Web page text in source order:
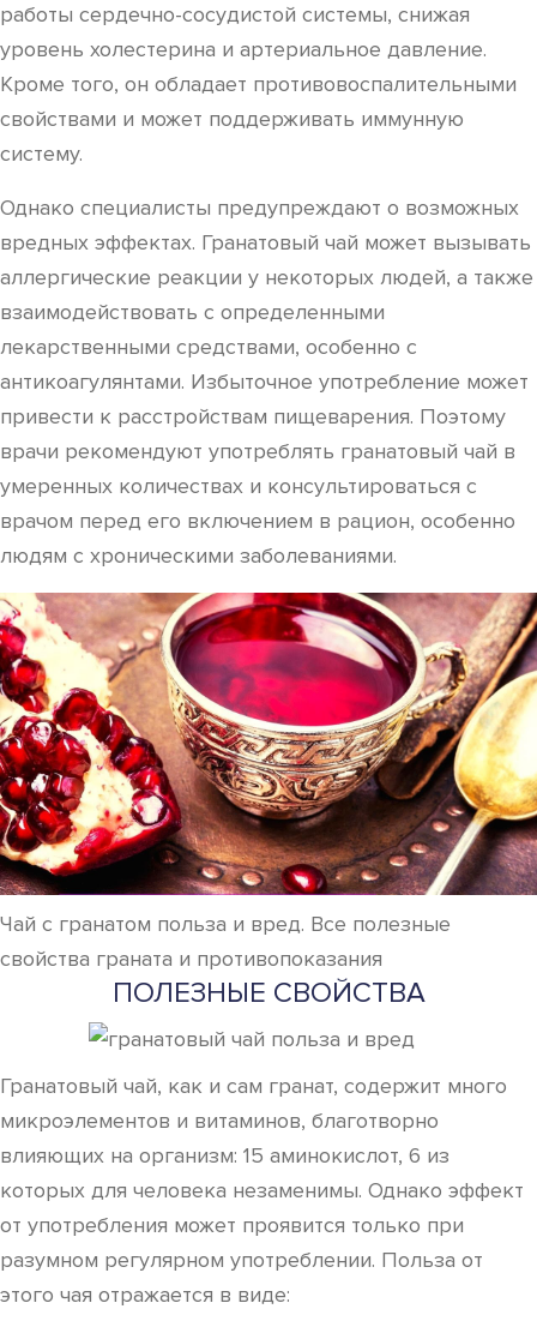
работы сердечно-сосудистой системы, снижая
уровень холестерина и артериальное давление.
Кроме того, он обладает противовоспалительными
свойствами и может поддерживать иммунную
систему.
Однако специалисты предупреждают о возможных
вредных эффектах. Гранатовый чай может вызывать
аллергические реакции у некоторых людей, а также
взаимодействовать с определенными
лекарственными средствами, особенно с
антикоагулянтами. Избыточное употребление может
привести к расстройствам пищеварения. Поэтому
врачи рекомендуют употреблять гранатовый чай в
умеренных количествах и консультироваться с
врачом перед его включением в рацион, особенно
людям с хроническими заболеваниями.
Чай с гранатом польза и вред. Все полезные
свойства граната и противопоказания
ПОЛЕЗНЫЕ СВОЙСТВА
Гранатовый чай, как и сам гранат, содержит много
микроэлементов и витаминов, благотворно
влияющих на организм: 15 аминокислот, 6 из
которых для человека незаменимы. Однако эффект
от употребления может проявится только при
разумном регулярном употреблении. Польза от
этого чая отражается в виде: